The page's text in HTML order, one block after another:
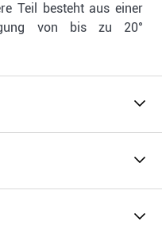
Teil besteht aus einer
von bis zu 20°